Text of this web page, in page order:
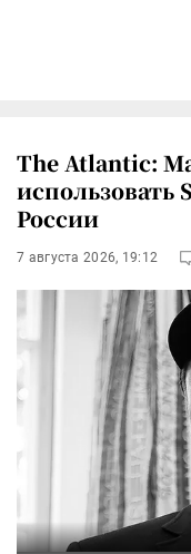
The Atlantic:
использовать
России
7 августа 2026, 19:12